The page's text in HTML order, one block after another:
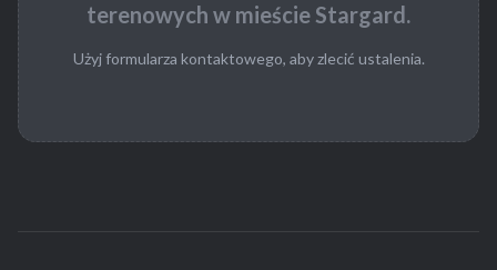
terenowych w mieście Stargard.
Użyj formularza kontaktowego, aby zlecić ustalenia.